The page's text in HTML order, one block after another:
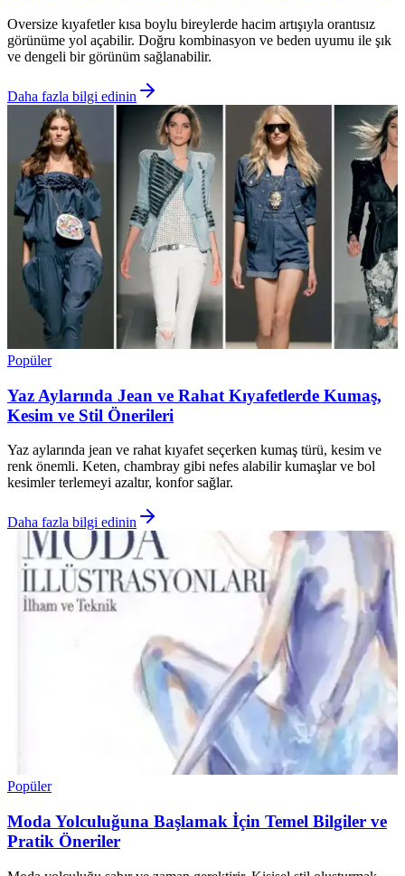
Oversize kıyafetler kısa boylu bireylerde hacim artışıyla orantısız
görünüme yol açabilir. Doğru kombinasyon ve beden uyumu ile şık
ve dengeli bir görünüm sağlanabilir.
Daha fazla bilgi edinin
Popüler
Yaz Aylarında Jean ve Rahat Kıyafetlerde Kumaş,
Kesim ve Stil Önerileri
Yaz aylarında jean ve rahat kıyafet seçerken kumaş türü, kesim ve
renk önemli. Keten, chambray gibi nefes alabilir kumaşlar ve bol
kesimler terlemeyi azaltır, konfor sağlar.
Daha fazla bilgi edinin
Popüler
Moda Yolculuğuna Başlamak İçin Temel Bilgiler ve
Pratik Öneriler